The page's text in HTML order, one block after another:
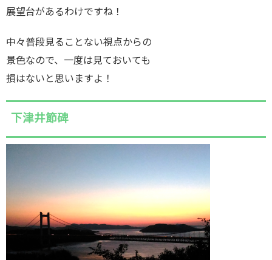
展望台があるわけですね！
中々普段見ることない視点からの
景色なので、一度は見ておいても
損はないと思いますよ！
下津井節碑